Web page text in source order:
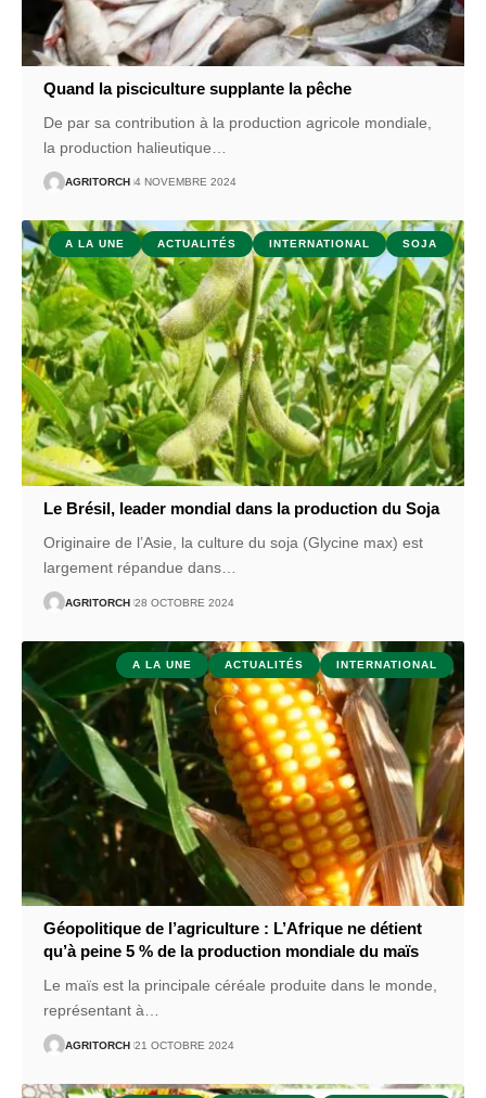
Quand la pisciculture supplante la pêche
De par sa contribution à la production agricole mondiale,
la production halieutique
AGRITORCH 4 NOVEMBRE 2024
A LA UNE ACTUALITÉS INTERNATIONAL SOJA
Le Brésil, leader mondial dans la production du Soja
Originaire de l’Asie, la culture du soja (Glycine max) est
largement répandue dans
AGRITORCH 28 OCTOBRE 2024
A LA UNE ACTUALITÉS INTERNATIONAL
Géopolitique de l’agriculture : L’Afrique ne détient
qu’à peine 5 % de la production mondiale du maïs
Le maïs est la principale céréale produite dans le monde,
représentant à…
AGRITORCH 21 OCTOBRE 2024